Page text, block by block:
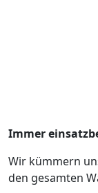
Immer
Wir kümmern
den gesamten